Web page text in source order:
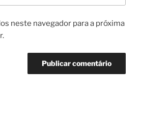
neste navegador para a próxima